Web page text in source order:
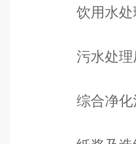
饮用水处
污水处理
综合净化